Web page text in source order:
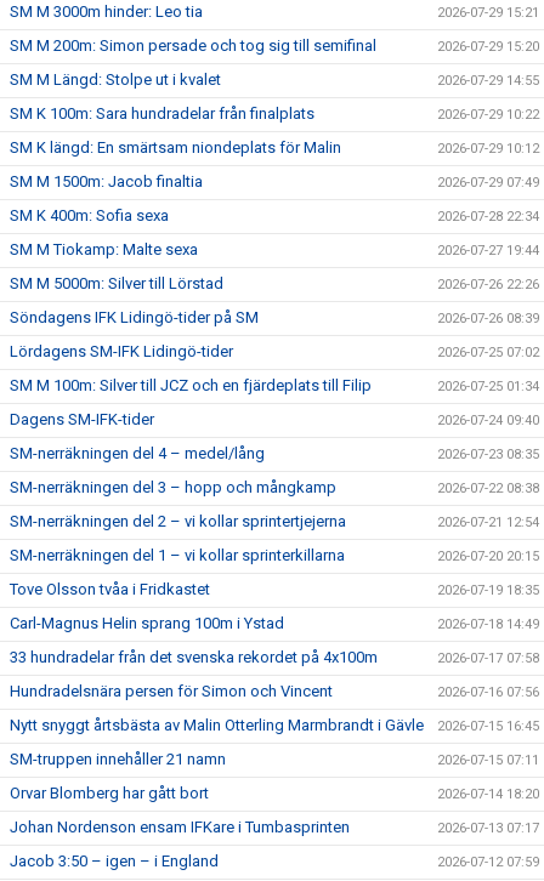
SM M 3000m hinder: Leo tia 2026-07-29 15:21
SM M 200m: Simon persade och tog sig till semifinal 2026-07-29 15:20
SM M Längd: Stolpe ut i kvalet 2026-07-29 14:55
SM K 100m: Sara hundradelar från finalplats 2026-07-29 10:22
SM K längd: En smärtsam niondeplats för Malin 2026-07-29 10:12
SM M 1500m: Jacob finaltia 2026-07-29 07:49
SM K 400m: Sofia sexa 2026-07-28 22:34
SM M Tiokamp: Malte sexa 2026-07-27 19:44
SM M 5000m: Silver till Lörstad 2026-07-26 22:26
Söndagens IFK Lidingö-tider på SM 2026-07-26 08:39
Lördagens SM-IFK Lidingö-tider 2026-07-25 07:02
SM M 100m: Silver till JCZ och en fjärdeplats till Filip 2026-07-25 01:34
Dagens SM-IFK-tider 2026-07-24 09:40
SM-nerräkningen del 4 – medel/lång 2026-07-23 08:35
SM-nerräkningen del 3 – hopp och mångkamp 2026-07-22 08:38
SM-nerräkningen del 2 – vi kollar sprintertjejerna 2026-07-21 12:54
SM-nerräkningen del 1 – vi kollar sprinterkillarna 2026-07-20 20:15
Tove Olsson tvåa i Fridkastet 2026-07-19 18:35
Carl-Magnus Helin sprang 100m i Ystad 2026-07-18 14:49
33 hundradelar från det svenska rekordet på 4x100m 2026-07-17 07:58
Hundradelsnära persen för Simon och Vincent 2026-07-16 07:56
Nytt snyggt årtsbästa av Malin Otterling Marmbrandt i Gävle 2026-07-15 16:45
SM-truppen innehåller 21 namn 2026-07-15 07:11
Orvar Blomberg har gått bort 2026-07-14 18:20
Johan Nordenson ensam IFKare i Tumbasprinten 2026-07-13 07:17
Jacob 3:50 – igen – i England 2026-07-12 07:59